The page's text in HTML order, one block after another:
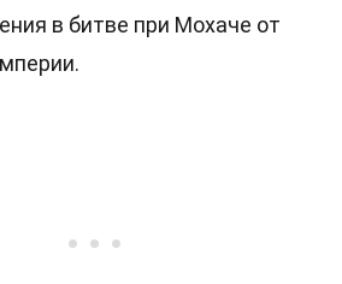
в битве при Мохаче от